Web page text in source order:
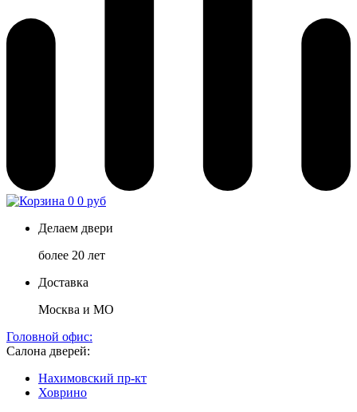
0 0 руб
Делаем двери
более 20 лет
Доставка
Москва и МО
Головной офис:
Салона дверей:
Нахимовский пр-кт
Ховрино